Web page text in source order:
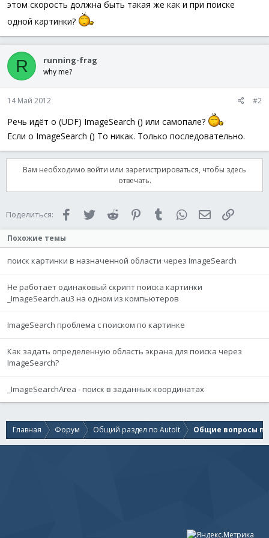
этом скорость должна быть такая же как и при поиске
одной картинки?
R running-frag
why me?
14 Май 2012 #2
Речь идёт о (UDF) ImageSearch () или самопале?
Если о ImageSearch () То никак. Только последовательно.
Вам необходимо войти или зарегистрироваться, чтобы здесь
отвечать.
Поделиться: FacebookTwitter Reddit PinterestTumblr WhatsAppЭлектронная
Похожие темы
поиск картинки в назначенной области через ImageSearch
Не работает одинаковый скрипт поиска картинки
_ImageSearch.au3 на одном из компьютеров
ImageSearch проблема с поиском по картинке
Как задать определенную область экрана для поиска через
ImageSearch?
_ImageSearchArea - поиск в заданных координатах
Главная Форум Общий раздел по AutoIt Общие вопросы